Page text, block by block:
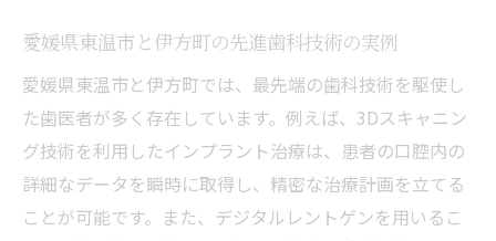
愛媛県東温市と伊方町の先進歯科技術の実例
愛媛県東温市と伊方町では、最先端の歯科技術を駆使し
た歯医者が多く存在しています。例えば、3Dスキャニン
グ技術を利用したインプラント治療は、患者の口腔内の
詳細なデータを瞬時に取得し、精密な治療計画を立てる
ことが可能です。また、デジタルレントゲンを用いるこ